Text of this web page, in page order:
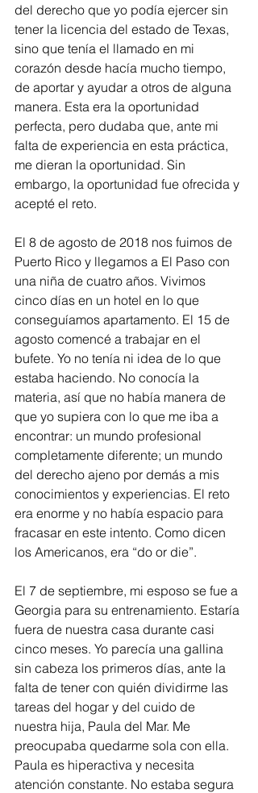
del derecho que yo podía ejercer sin
tener la licencia del estado de Texas,
sino que tenía el llamado en mi
corazón desde hacía mucho tiempo,
de aportar y ayudar a otros de alguna
manera. Esta era la oportunidad
perfecta, pero dudaba que, ante mi
falta de experiencia en esta práctica,
me dieran la oportunidad. Sin
embargo, la oportunidad fue ofrecida y
acepté el reto.
El 8 de agosto de 2018 nos fuimos de
Puerto Rico y llegamos a El Paso con
una niña de cuatro años. Vivimos
cinco días en un hotel en lo que
conseguíamos apartamento. El 15 de
agosto comencé a trabajar en el
bufete. Yo no tenía ni idea de lo que
estaba haciendo. No conocía la
materia, así que no había manera de
que yo supiera con lo que me iba a
encontrar: un mundo profesional
completamente diferente; un mundo
del derecho ajeno por demás a mis
conocimientos y experiencias. El reto
era enorme y no había espacio para
fracasar en este intento. Como dicen
los Americanos, era “do or die”.
El 7 de septiembre, mi esposo se fue a
Georgia para su entrenamiento. Estaría
fuera de nuestra casa durante casi
cinco meses. Yo parecía una gallina
sin cabeza los primeros días, ante la
falta de tener con quién dividirme las
tareas del hogar y del cuido de
nuestra hija, Paula del Mar. Me
preocupaba quedarme sola con ella.
Paula es hiperactiva y necesita
atención constante. No estaba segura